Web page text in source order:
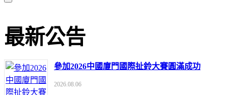
最新公告
參加2026中國廈門國際扯鈴大賽圓滿成功
2026.08.06